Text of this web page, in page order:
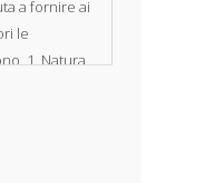
a fornire ai
le
1. Natura
dati